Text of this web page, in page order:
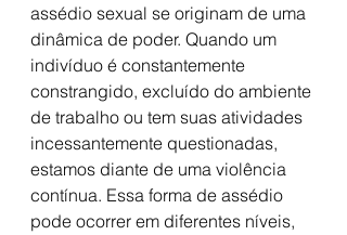
assédio sexual se originam de uma
dinâmica de poder. Quando um
indivíduo é constantemente
constrangido, excluído do ambiente
de trabalho ou tem suas atividades
incessantemente questionadas,
estamos diante de uma violência
contínua. Essa forma de assédio
pode ocorrer em diferentes níveis,